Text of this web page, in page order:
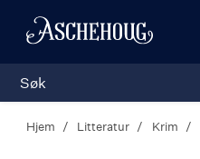
Hjem Litteratur Krim